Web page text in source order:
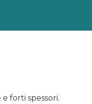
forti spessori.